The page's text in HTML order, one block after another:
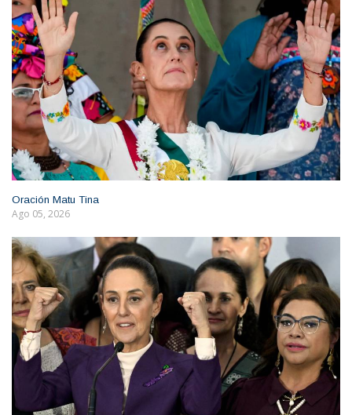
Oración Matu Tina
Ago 05, 2026